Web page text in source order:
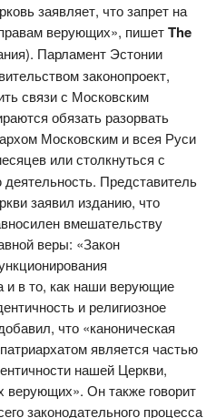
заявляет, что запрет на
верующих», пишетThe
Парламент Эстонии
законопроект,
связи с Московским
обязать разорвать
Московским и всея Руси
или столкнуться с
Представитель
заявил изданию, что
вмешательству
веры: «Закон
и в то, как наши верующие
и религиозное
что «каноническая
является частью
нашей Церкви,
верующих». Он также говорит
законодательного процесса